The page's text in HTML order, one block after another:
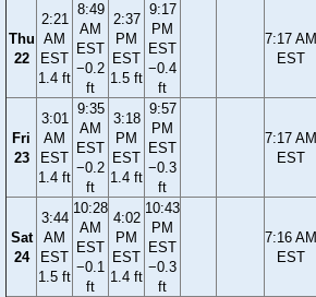
Thu
22
2:21
AM
EST
1.4 ft
8:49
AM
EST
−0.2
ft
2:37
PM
EST
1.5 ft
9:17
PM
EST
−0.4
ft
7:17 AM
EST
Fri
23
3:01
AM
EST
1.4 ft
9:35
AM
EST
−0.2
ft
3:18
PM
EST
1.4 ft
9:57
PM
EST
−0.3
ft
7:17 AM
EST
Sat
24
3:44
AM
EST
1.5 ft
10:28
AM
EST
−0.1
ft
4:02
PM
EST
1.4 ft
10:43
PM
EST
−0.3
ft
7:16 AM
EST